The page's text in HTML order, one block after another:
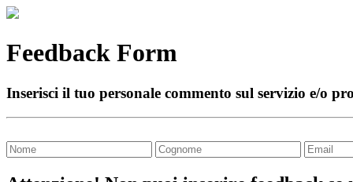
Feedback Form
Inserisci il tuo personale commento sul servizio e/o